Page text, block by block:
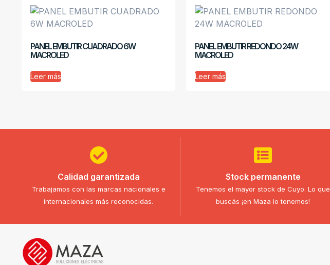
PANEL EMBUTIR CUADRADO 6W
MACROLED
Leer más
PANEL EMBUTIR REDONDO 24W
MACROLED
Leer más
Calidad garantizada
Trabajamos con las marcas nacionales e
internacionales más reconocidas.
Stock permanente
Tenemos el mayor stock de Cuyo. Lo que
buscás ¡en Maza lo tenemos!